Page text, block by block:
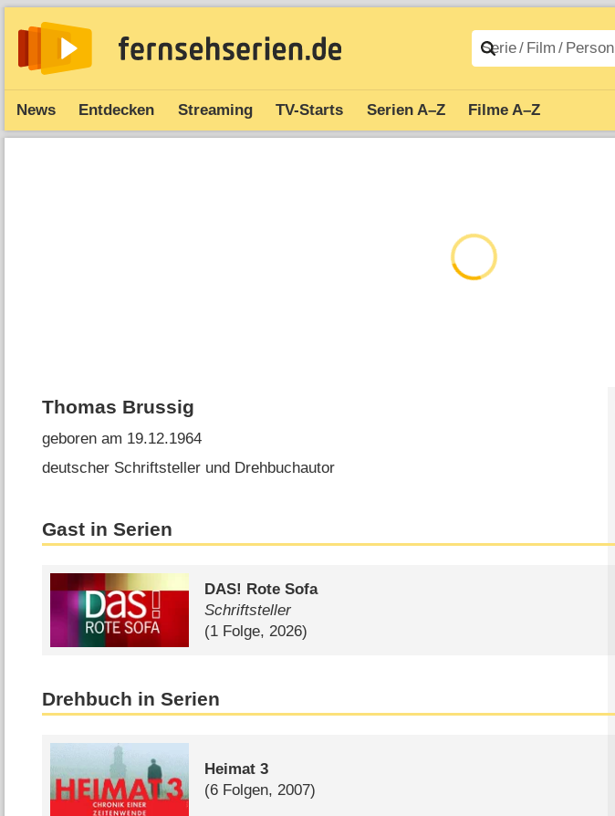
News Entdecken Streaming TV-Starts Serien A–Z Filme A–Z
Thomas Brussig
geboren am 19.12.1964
deutscher Schriftsteller und Drehbuchautor
Gast in Serien
DAS! Rote Sofa
Schriftsteller
(1 Folge, 2026)
Drehbuch in Serien
Heimat 3
(6 Folgen, 2007)